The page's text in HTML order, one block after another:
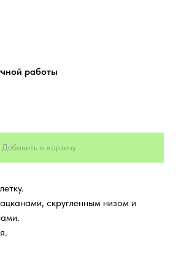
работы
Добавить в корзину
скругленным низом и